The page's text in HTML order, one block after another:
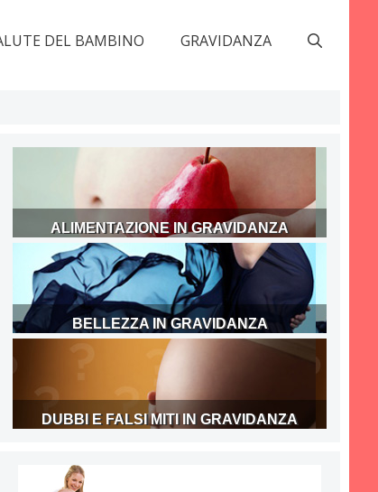
DEL BAMBINO GRAVIDANZA
ALIMENTAZIONE IN GRAVIDANZA
BELLEZZA IN GRAVIDANZA
DUBBI E FALSI MITI IN GRAVIDANZA